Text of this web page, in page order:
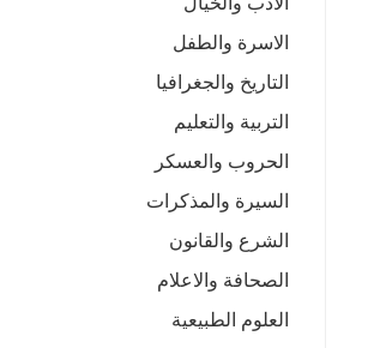
الاسرة والطفل
التاريخ والجغرافيا
التربية والتعليم
الحروب والعسكر
السيرة والمذكرات
الشرع والقانون
الصحافة والاعلام
العلوم الطبيعية